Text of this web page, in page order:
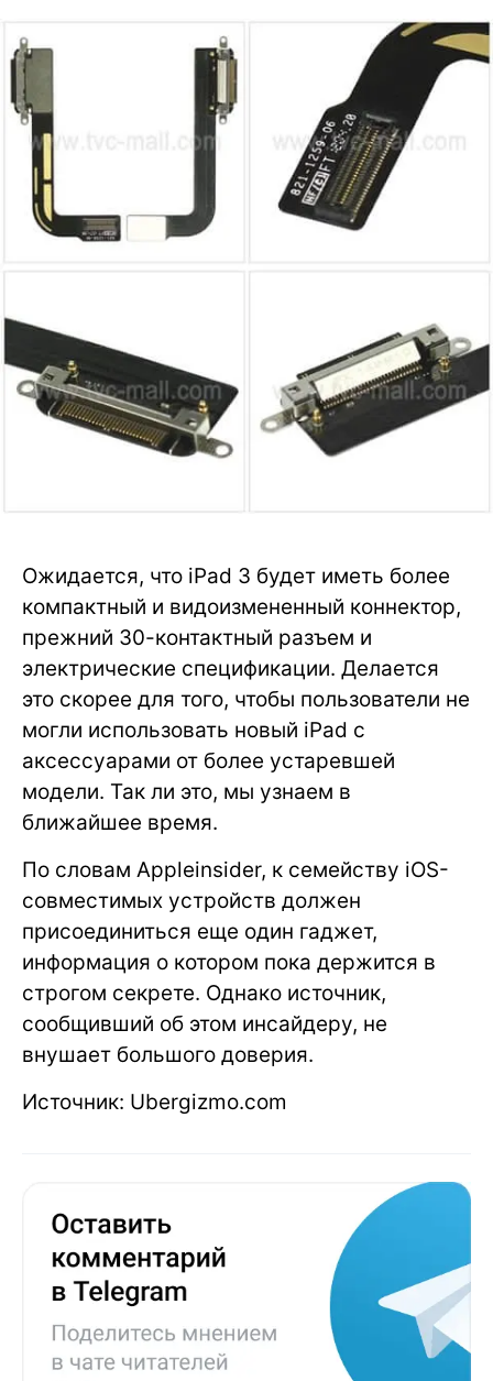
Ожидается, что iPad 3 будет иметь более
компактный и видоизмененный коннектор,
прежний 30-контактный разъем и
электрические спецификации. Делается
это скорее для того, чтобы пользователи не
могли использовать новый iPad с
аксессуарами от более устаревшей
модели. Так ли это, мы узнаем в
ближайшее время.
По словам Appleinsider, к семейству iOS-
совместимых устройств должен
присоединиться еще один гаджет,
информация о котором пока держится в
строгом секрете. Однако источник,
сообщивший об этом инсайдеру, не
внушает большого доверия.
Источник: Ubergizmo.com